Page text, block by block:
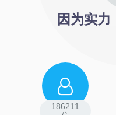
因为实力
186211